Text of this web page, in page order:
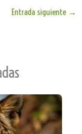
Entrada siguiente →